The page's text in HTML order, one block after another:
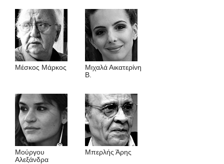
Μέσκος Μάρκος
Μιχαλά Αικατερίνη
Β.
Μούργου
Αλεξάνδρα
Μπερλής Άρης